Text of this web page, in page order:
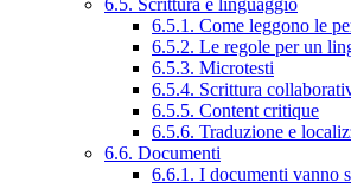
6.5.1. Come leggono le
6.5.2. Le regole per un
6.5.3. Microtesti
6.5.4. Scrittura
6.5.5. Content critique
6.5.6. Traduzione e
6.6. Documenti
6.6.1. I documenti vanno